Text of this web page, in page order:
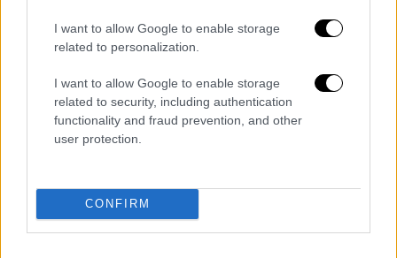
I want to allow Google to enable storage
related to personalization.
I want to allow Google to enable storage
related to security, including authentication
functionality and fraud prevention, and other
user protection.
CONFIRM
να βρεθεί το μωρό τους. Ένα βρέφος
κατάφερε μέσα στο εφιαλτικό σκηνικό του
πολέμου να επιβιώσει και σήμερα είναι ένας
πενηντάχρονος άντρας που τον
παρακολουθούμε να ζει τη δική του ζωή στο
Λονδίνο, παράλληλα με εκείνη της
τύχη του.
Η επιστροφή του αγνοούμενου γιου στην